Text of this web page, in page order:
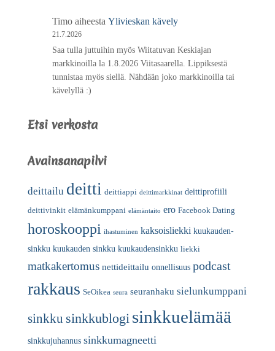
Timo aiheesta Ylivieskan kävely
21.7.2026
Saa tulla juttuihin myös Wiitatuvan Keskiajan
markkinoilla la 1.8.2026 Viitasaarella. Lippiksestä
tunnistaa myös siellä. Nähdään joko markkinoilla tai
kävelyllä :)
Etsi verkosta
Avainsanapilvi
deittailu deitti deittiappi deittimarkkinat deittiprofiili
deittivinkit elämänkumppani elämäntaito ero Facebook Dating
horoskooppi ihastuminen kaksoisliekki kuukauden-
sinkku kuukauden sinkku kuukaudensinkku liekki
matkakertomus nettideittailu onnellisuus podcast
rakkaus SeOikea seura seuranhaku sielunkumppani
sinkku sinkkublogi sinkkuelämää
sinkkujuhannus sinkkumagneetti